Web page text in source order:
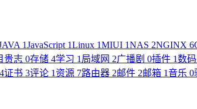
1JavaScript 1Linux 1MIUI 1NAS 2NGINX 6
贵志 0存储 4学习 1 局域网 2广播剧 0插件 1数
4证书 3评论 1 资源 7路由器 2邮件 2邮箱 1音乐 0